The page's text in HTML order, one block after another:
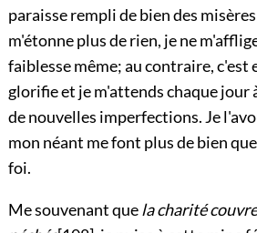
paraisse rempli de bien des
m'étonne plus de rien, je ne
faiblesse même; au contraire, c'est
glorifie et je m'attends chaque jour
de nouvelles imperfections. Je
mon néant me font plus de bien
foi.
Me souvenant quela charité